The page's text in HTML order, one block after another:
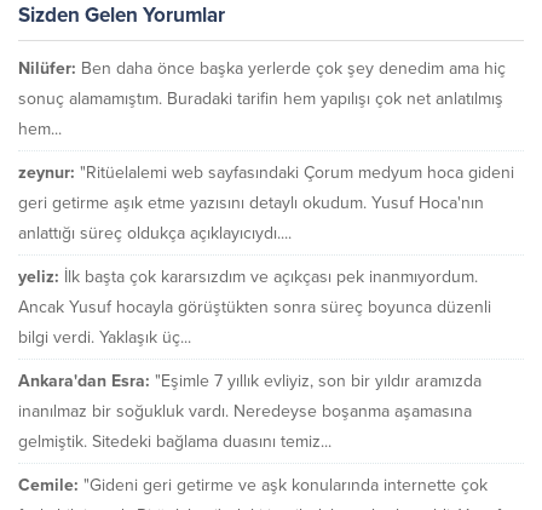
Sizden Gelen Yorumlar
Nilüfer: Ben daha önce başka yerlerde çok şey denedim ama hiç
sonuç alamamıştım. Buradaki tarifin hem yapılışı çok net anlatılmış
hem...
zeynur: "Ritüelalemi web sayfasındaki Çorum medyum hoca gideni
geri getirme aşık etme yazısını detaylı okudum. Yusuf Hoca'nın
anlattığı süreç oldukça açıklayıcıydı....
yeliz: İlk başta çok kararsızdım ve açıkçası pek inanmıyordum.
Ancak Yusuf hocayla görüştükten sonra süreç boyunca düzenli
bilgi verdi. Yaklaşık üç...
Ankara'dan Esra: "Eşimle 7 yıllık evliyiz, son bir yıldır aramızda
inanılmaz bir soğukluk vardı. Neredeyse boşanma aşamasına
gelmiştik. Sitedeki bağlama duasını temiz...
Cemile: "Gideni geri getirme ve aşk konularında internette çok